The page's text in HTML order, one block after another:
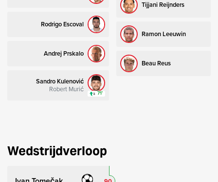
Rodrigo Escoval
Andrej Prskalo
Sandro Kulenović
Robert Murić
71’
Tijjani Reijnders
Ramon Leeuwin
Beau Reus
Wedstrijdverloop